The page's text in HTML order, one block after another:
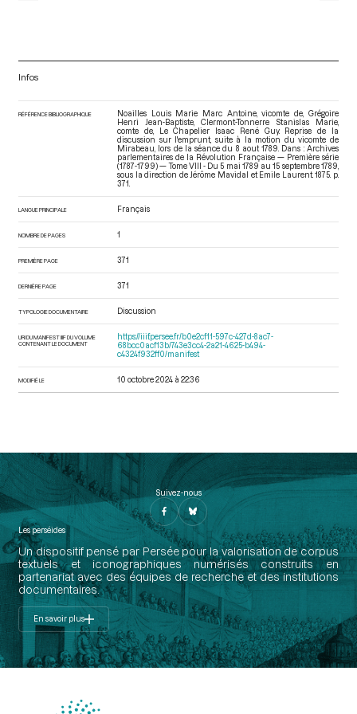
Infos
RÉFÉRENCE BIBLIOGRAPHIQUE
Noailles Louis Marie Marc Antoine, vicomte de, Grégoire
Henri Jean-Baptiste, Clermont-Tonnerre Stanislas Marie,
comte de, Le Chapelier Isaac René Guy. Reprise de la
discussion sur l'emprunt, suite à la motion du vicomte de
Mirabeau, lors de la séance du 8 aout 1789. Dans : Archives
parlementaires de la Révolution Française — Première série
(1787-1799) — Tome VIII - Du 5 mai 1789 au 15 septembre 1789
sous la direction de Jérôme Mavidal et Emile Laurent. 1875. p.
371.
LANGUE PRINCIPALE Français
NOMBRE DE PAGES 1
PREMIÈRE PAGE 371
DERNIÈRE PAGE 371
TYPOLOGIE DOCUMENTAIRE Discussion
URI DU MANIFEST IIIF DU VOLUME
CONTENANT LE DOCUMENT
https://iiif.persee.fr/b0e2cf11-597c-427d-8ac7-
68bcc0acf13b/743e3cc4-2a21-4625-b494-
c4324f932ff0/manifest
MODIFIÉ LE 10 octobre 2024 à 22:36
Suivez-nous
Les perséides
Un dispositif pensé par Persée pour la valorisation de corpus
textuels et iconographiques numérisés construits en
partenariat avec des équipes de recherche et des institutions
documentaires.
En savoir plus